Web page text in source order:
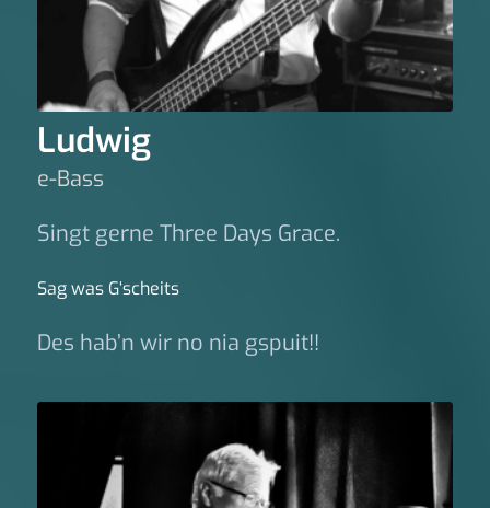
Ludwig
e-Bass
Singt gerne Three Days Grace.
Sag was G‘scheits
Des hab’n wir no nia gspuit!!